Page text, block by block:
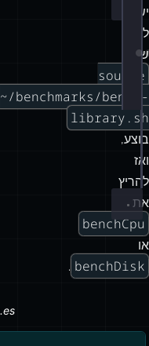
יש
לוודא
ש-
source
~/benchmarks/bench-
library.sh
בוצע,
ואז
להריץ
את
benchCpu
או
benchDisk
.
window
8
250000
250000